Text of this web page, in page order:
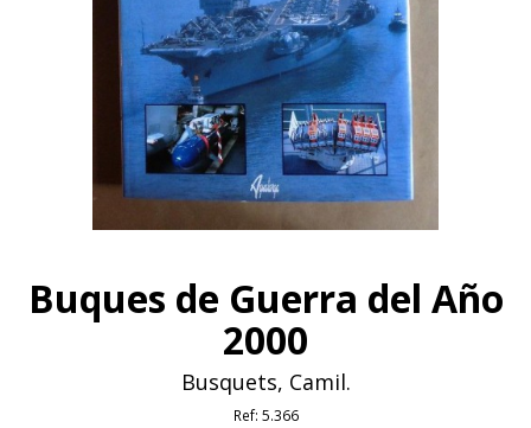
Buques de Guerra del Año
2000
Busquets, Camil.
Ref: 5.366